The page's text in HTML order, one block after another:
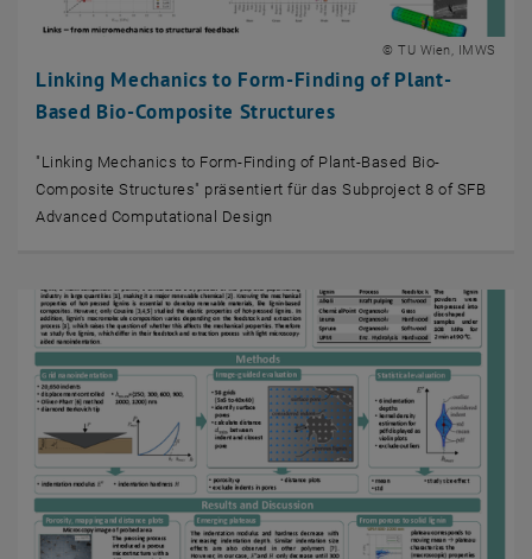
Linking Mechanics to Form-Finding of Plant-
Based Bio-Composite Structures
© TU Wien, IMWS
"Linking Mechanics to Form-Finding of Plant-Based Bio-
Composite Structures" präsentiert für das Subproject 8 of SFB
Advanced Computational Design